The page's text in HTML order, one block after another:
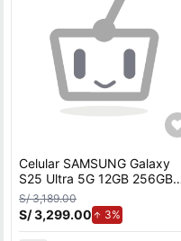
Celular SAMSUNG Galaxy
S25 Ultra 5G 12GB 256GB
White Silver
S/ 3,189.00
S/ 3,299.00 3%